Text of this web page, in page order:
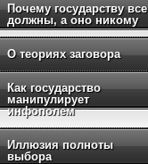
Почему государству все
должны, а оно никому
О теориях заговора
Как государство
манипулирует
инфополем
Иллюзия полноты
выбора